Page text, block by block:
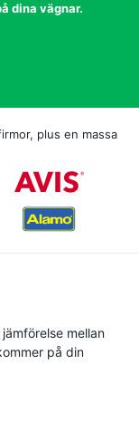
dina vägnar.
plus en massa
mellan
på din